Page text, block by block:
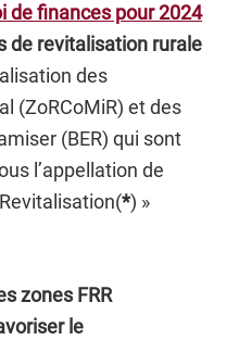
de finances pour 2024
de revitalisation rurale
des
(ZoRCoMiR) et des
(BER) qui sont
l’appellation de
*) »
zones FRR
le